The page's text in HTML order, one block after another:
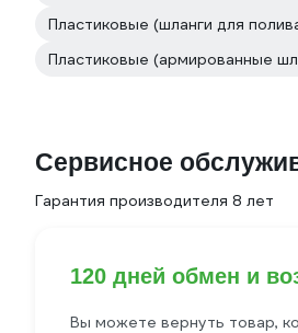
Пластиковые (шланги для
Пластиковые (армированные
Сервисное
Гарантия производителя 8 лет
120 дней обмен и
Вы можете вернуть товар,